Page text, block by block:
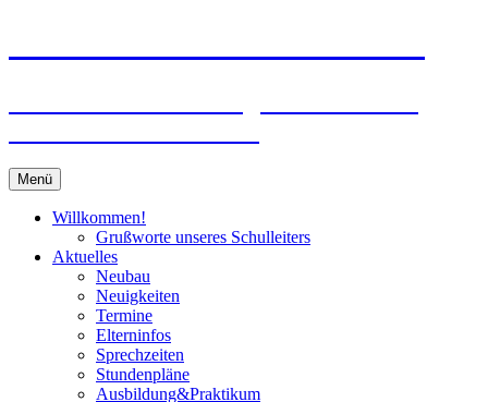
Menü
Willkommen!
Grußworte unseres Schulleiters
Aktuelles
Neubau
Neuigkeiten
Termine
Elterninfos
Sprechzeiten
Stundenpläne
Ausbildung&Praktikum